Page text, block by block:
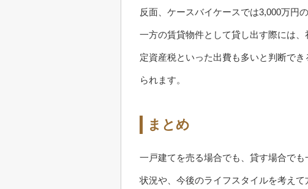
反面、ケースバイケースでは3,000万円
一方の賃貸物件として貸し出す際には
定資産税といった出費も多いと判断で
られます。
まとめ
一戸建てを売る場合でも、貸す場合で
状況や、今後のライフスタイルを考えて